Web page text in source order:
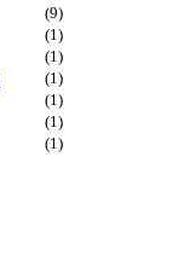
(9)
(1)
(1)
(1)
(1)
(1)
(1)